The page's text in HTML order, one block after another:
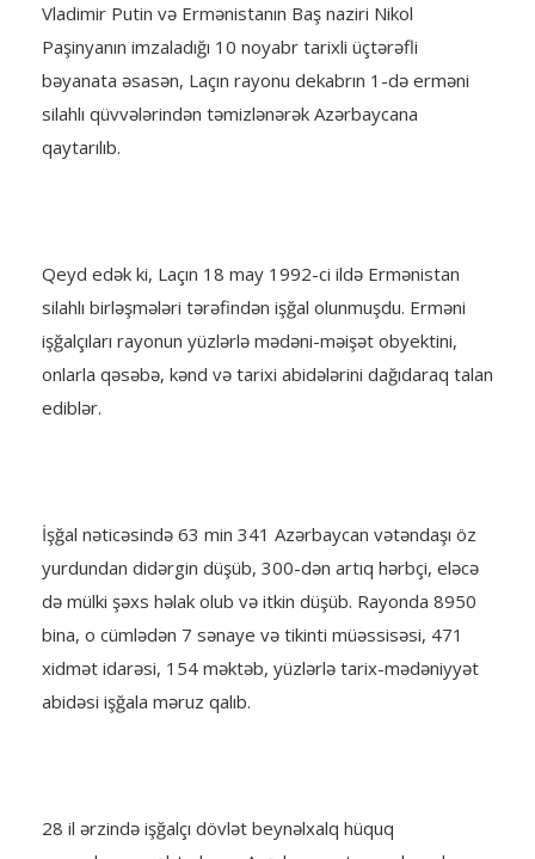
Vladimir Putin və Ermənistanın Baş naziri Nikol
Paşinyanın imzaladığı 10 noyabr tarixli üçtərəfli
bəyanata əsasən, Laçın rayonu dekabrın 1-də erməni
silahlı qüvvələrindən təmizlənərək Azərbaycana
qaytarılıb.
Qeyd edək ki, Laçın 18 may 1992-ci ildə Ermənistan
silahlı birləşmələri tərəfindən işğal olunmuşdu. Erməni
işğalçıları rayonun yüzlərlə mədəni-məişət obyektini,
onlarla qəsəbə, kənd və tarixi abidələrini dağıdaraq talan
ediblər.
İşğal nəticəsində 63 min 341 Azərbaycan vətəndaşı öz
yurdundan didərgin düşüb, 300-dən artıq hərbçi, eləcə
də mülki şəxs həlak olub və itkin düşüb. Rayonda 8950
bina, o cümlədən 7 sənaye və tikinti müəssisəsi, 471
xidmət idarəsi, 154 məktəb, yüzlərlə tarix-mədəniyyət
abidəsi işğala məruz qalıb.
28 il ərzində işğalçı dövlət beynəlxalq hüquq